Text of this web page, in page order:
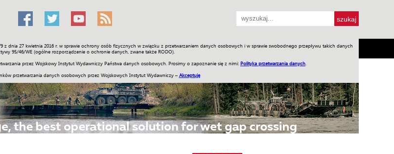
z dnia 27 kwietnia 2016 r. w sprawie ochrony osób fizycznych w związku z przetwarzaniem danych osobowych i w sprawie swobodnego przepływu takich danych
95/46/WE (ogólne rozporządzenie o ochronie danych, zwane także RODO).
przez Wojskowy Instytut Wydawniczy Państwa danych osobowych. Prosimy o zapoznanie się z nimi: Polityka przetwarzania danych
przetwarzania danych osobowych przez Wojskowych Instytut Wydawniczy – Akceptuję
Sport Historia Galerie Wideo ENGLISH SKLEP Jednodniówki Praca w WIW